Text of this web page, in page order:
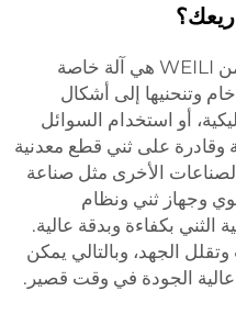
ماكينة ثني الصفائح الهيدروليكية من WEILI هي آلة خاصة
وتنحنيها إلى أشكال
أو استخدام السوائل
وقادرة على ثني قطع معدنية
الأخرى مثل صناعة
وجهاز ثني ونظام
بكفاءة وبدقة عالية.
الجهد، وبالتالي يمكن
الجودة في وقت قصير.